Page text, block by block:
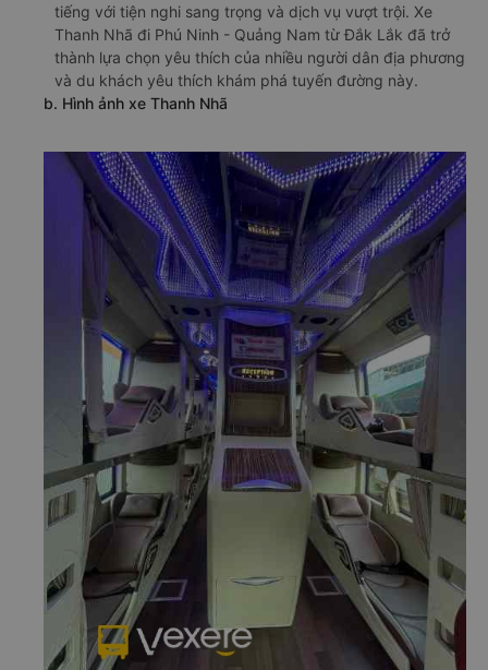
tiếng với tiện nghi sang trọng và dịch vụ vượt trội. Xe
Thanh Nhã đi Phú Ninh - Quảng Nam từ Đắk Lắk đã trở
thành lựa chọn yêu thích của nhiều người dân địa phương
và du khách yêu thích khám phá tuyến đường này.
b. Hình ảnh xe Thanh Nhã